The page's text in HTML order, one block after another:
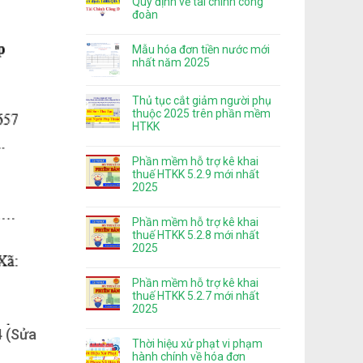
(Sửa
đoàn
Mẫu hóa đơn tiền nước mới
nhất năm 2025
Thủ tục cắt giảm người phụ
thuộc 2025 trên phần mềm
HTKK
Phần mềm hỗ trợ kê khai
thuế HTKK 5.2.9 mới nhất
2025
Phần mềm hỗ trợ kê khai
thuế HTKK 5.2.8 mới nhất
2025
Phần mềm hỗ trợ kê khai
thuế HTKK 5.2.7 mới nhất
2025
Thời hiệu xử phạt vi phạm
hành chính về hóa đơn